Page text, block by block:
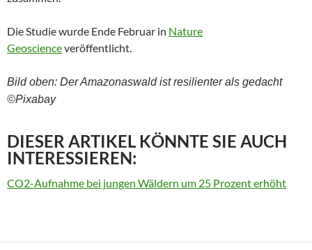
Die Studie wurde Ende Februar in Nature
Geoscienceveröffentlicht.
Bild oben: Der Amazonaswald ist resilienter als gedacht
©Pixabay
DIESER ARTIKEL KÖNNTE SIE AUCH
INTERESSIEREN:
CO2-Aufnahme bei jungen Wäldern um 25 Prozent erhöht